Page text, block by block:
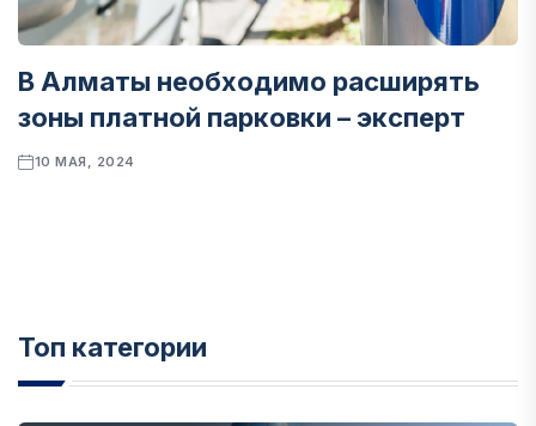
В Алматы необходимо расширять
зоны платной парковки – эксперт
10 МАЯ, 2024
Топ категории